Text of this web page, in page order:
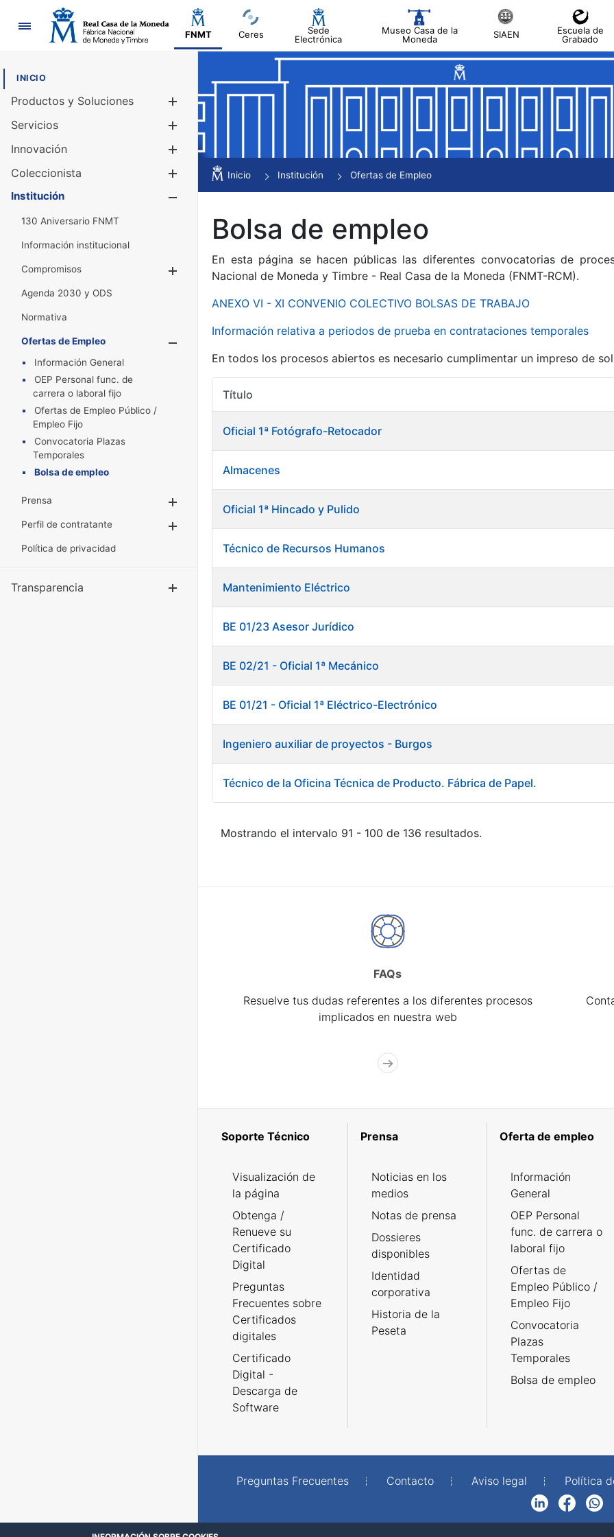
Navegación
FNMT Ceres
Sede
Electrónica
Museo Casa de la
Moneda
SIAEN
Escuela de
Grabado
INICIO
Productos y Soluciones
Mostrar/Ocultar
Servicios
Innovación
Coleccionista
Mostrar/Ocultar
Institución
130 Aniversario FNMT
Información institucional
Compromisos
Mostrar/Ocultar
Agenda 2030 y ODS
Normativa
Ofertas de Empleo
Información General
OEP Personal func. de
carrera o laboral fijo
Ofertas de Empleo Público /
Empleo Fijo
Convocatoria Plazas
Temporales
Bolsa de empleo
Prensa
Perfil de contratante
Política de privacidad
Transparencia Mostrar/Ocultar
Inicio Institución Ofertas de Empleo
Bolsa de empleo
En esta página se hacen públicas las diferentes convocatorias de
Nacional de Moneda y Timbre - Real Casa de la Moneda (FNMT-RCM).
ANEXO VI - XI CONVENIO COLECTIVO BOLSAS DE TRABAJO
Información relativa a periodos de prueba en contrataciones temporales
En todos los procesos abiertos es necesario cumplimentar un impreso de
Título
Oficial 1ª Fotógrafo-Retocador
Almacenes
Oficial 1ª Hincado y Pulido
Técnico de Recursos Humanos
Mantenimiento Eléctrico
BE 01/23 Asesor Jurídico
BE 02/21 - Oficial 1ª Mecánico
BE 01/21 - Oficial 1ª Eléctrico-Electrónico
Ingeniero auxiliar de proyectos - Burgos
Técnico de la Oficina Técnica de Producto. Fábrica de Papel.
Mostrando el intervalo 91 - 100 de 136 resultados.
FAQs
Resuelve tus dudas referentes a los diferentes procesos
implicados en nuestra web
Soporte Técnico
Visualización de
la página
Obtenga /
Renueve su
Certificado
Digital
Preguntas
Frecuentes sobre
Certificados
digitales
Certificado
Digital -
Descarga de
Software
Prensa
Noticias en los
medios
Notas de prensa
Dossieres
disponibles
Identidad
corporativa
Historia de la
Peseta
Oferta de empleo
Información
General
OEP Personal
func. de carrera o
laboral fijo
Ofertas de
Empleo Público /
Empleo Fijo
Convocatoria
Plazas
Temporales
Bolsa de empleo
Preguntas Frecuentes Contacto Aviso legal Política
FacebookWhatsApp